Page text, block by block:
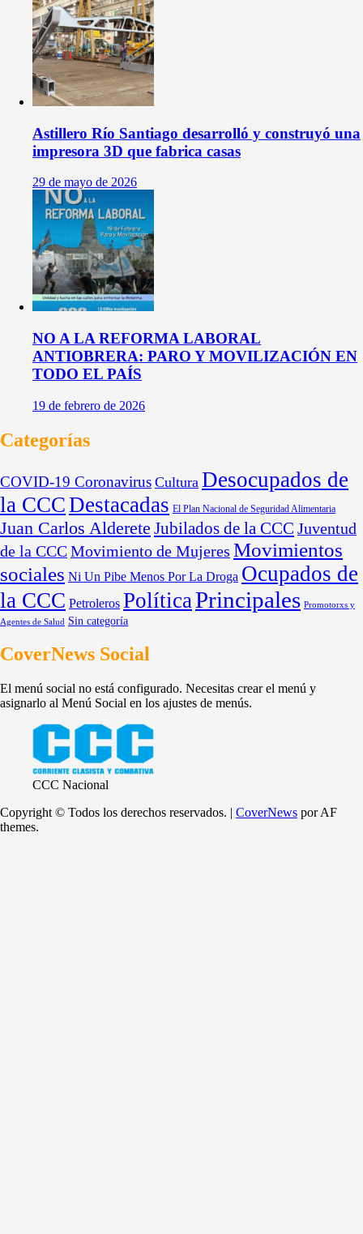
Astillero Río Santiago desarrolló y construyó una
impresora 3D que fabrica casas
29 de mayo de 2026
NO A LA REFORMA LABORAL
ANTIOBRERA: PARO Y MOVILIZACIÓN EN
TODO EL PAÍS
19 de febrero de 2026
Categorías
COVID-19 Coronavirus Cultura Desocupados de
la CCCDestacadas El Plan Nacional de Seguridad Alimentaria
Juan Carlos Alderete Jubilados de la CCC Juventud
de la CCCMovimiento de Mujeres Movimientos
sociales Ni Un Pibe Menos Por La Droga Ocupados de
la CCC Petroleros Política Principales Promotorxs y
Agentes de Salud
Sin categoría
CoverNews Social
El menú social no está configurado. Necesitas crear el menú y
asignarlo al Menú Social en los ajustes de menús.
CCC Nacional
Copyright © Todos los derechos reservados. | CoverNews por AF
themes.